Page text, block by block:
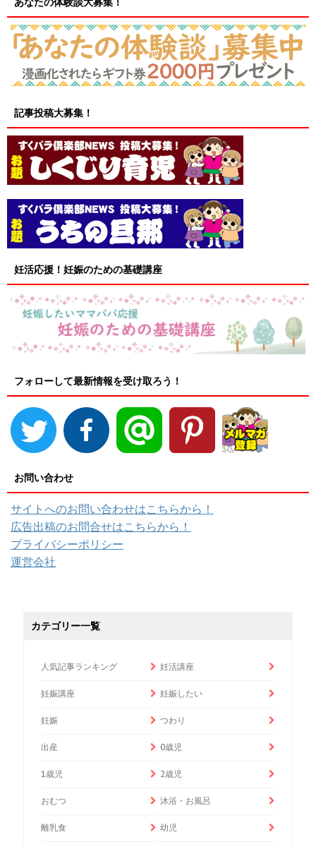
記事投稿大募集！
妊活応援！妊娠のための基礎講座
フォローして最新情報を受け取ろう！
お問い合わせ
サイトへのお問い合わせはこちらから！
広告出稿のお問合せはこちらから！
プライバシーポリシー
運営会社
カテゴリー一覧
人気記事ランキング 妊活講座
妊娠講座 妊娠したい
妊娠 つわり
出産 0歳児
1歳児 2歳児
おむつ 沐浴・お風呂
離乳食 幼児